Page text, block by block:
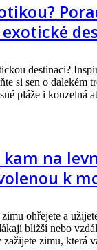
destinaci?
si sen o dalekém
pláže i kouzelná
kam na
k
zimu ohřejete a
bližší nebo
zažijete zimu, která